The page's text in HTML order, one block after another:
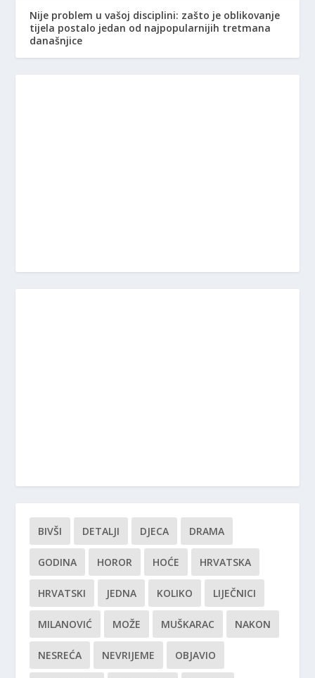
Nije problem u vašoj disciplini: zašto je oblikovanje
tijela postalo jedan od najpopularnijih tretmana
današnjice
BIVŠI DETALJI DJECA DRAMA
GODINA HOROR HOĆE HRVATSKA
HRVATSKI JEDNA KOLIKO LIJEČNICI
MILANOVIĆ MOŽE MUŠKARAC NAKON
NESREĆA NEVRIJEME OBJAVIO